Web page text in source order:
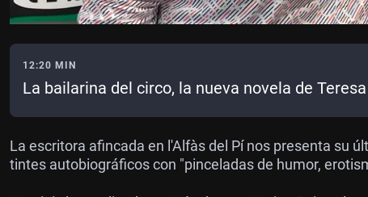
12:20 MIN
La bailarina del circo, la nueva novela de
La escritora afincada en l'Alfàs del Pí nos presenta su
tintes autobiográficos con "pinceladas de humor,